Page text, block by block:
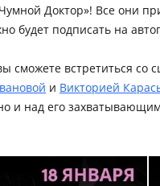
Доктор»! Все они
будет подписать на
сможете встретиться со
и Викторией
и над его